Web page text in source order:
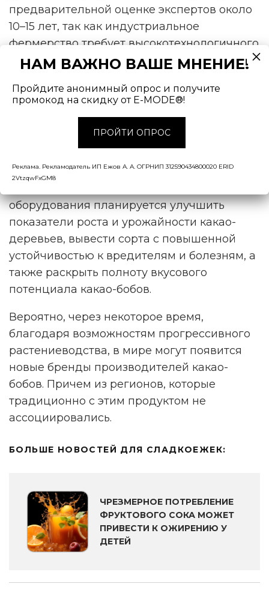
предварительной оценке экспертов около
10–15 лет, так как индустриальное
фермерство требует высокотехнологичного
оборудования, большого количества
компетентных специалистов.
Интересно, что ранее исследовательская
группа из США уже началаизучение
закрытых помещениях. При помощи
оборудования планируется улучшить
показатели роста и урожайности какао-
деревьев, вывести сорта с повышенной
устойчивостью к вредителям и болезням, а
также раскрыть полноту вкусового
потенциала какао-бобов.
Вероятно, через некоторое время,
благодаря возможностям прогрессивного
растениеводства, в мире могут появится
новые бренды производителей какао-
бобов. Причем из регионов, которые
традиционно с этим продуктом не
ассоциировались.
БОЛЬШЕ НОВОСТЕЙ ДЛЯ СЛАДКОЕЖЕК:
ЧРЕЗМЕРНОЕ ПОТРЕБЛЕНИЕ
ФРУКТОВОГО СОКА МОЖЕТ
ПРИВЕСТИ К ОЖИРЕНИЮ У
ДЕТЕЙ
НАМ ВАЖНО ВАШЕ МНЕНИЕ!
Пройдите анонимный опрос и получите
промокод на скидку от E-MODE®!
ПРОЙТИ ОПРОС
Реклама. Рекламодатель ИП Ежов А. А. ОГРНИП 312590434800020 ERID
2VtzqwFxGM8